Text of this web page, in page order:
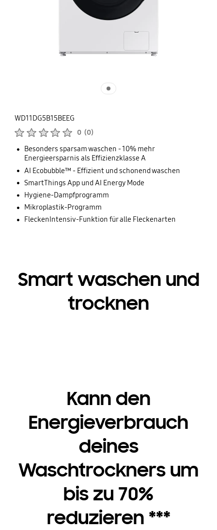
WD11DG5B15BEEG
0 (0)
Besonders sparsam waschen - 10% mehr
Energieersparnis als Effizienzklasse A
AI Ecobubble™ - Effizient und schonend waschen
SmartThings App und AI Energy Mode
Hygiene-Dampfprogramm
Mikroplastik-Programm
FleckenIntensiv-Funktion für alle Fleckenarten
Smart waschen und
trocknen
Kann den
Energieverbrauch
deines
Waschtrockners um
bis zu 70%
reduzieren ***